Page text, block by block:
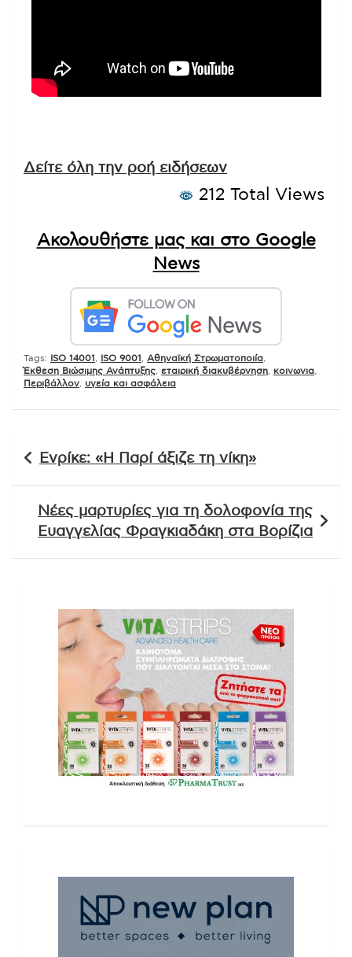
Δείτε όλη την ροή ειδήσεων
212 Total Views
Ακολουθήστε μας και στο Google
News
Tags: ISO 14001 ISO 9001 Αθηναϊκή Στρωματοποιία
Έκθεση Βιώσιμης Ανάπτυξης εταιρική διακυβέρνηση κοινωνια
Περιβάλλον
υγεία και ασφάλεια
άρθρων
Ενρίκε: «Η Παρί άξιζε τη νίκη»
Νέες μαρτυρίες για τη δολοφονία της
Ευαγγελίας Φραγκιαδάκη στα Βορίζια